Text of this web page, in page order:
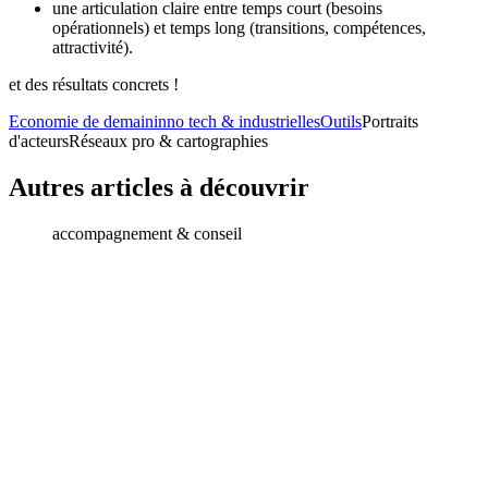
une articulation claire entre temps court (besoins
opérationnels) et temps long (transitions, compétences,
attractivité).
et des résultats concrets !
Economie de demaininno tech & industriellesOutilsPortraits
d'acteursRéseaux pro & cartographies
Autres articles à découvrir
accompagnement & conseil